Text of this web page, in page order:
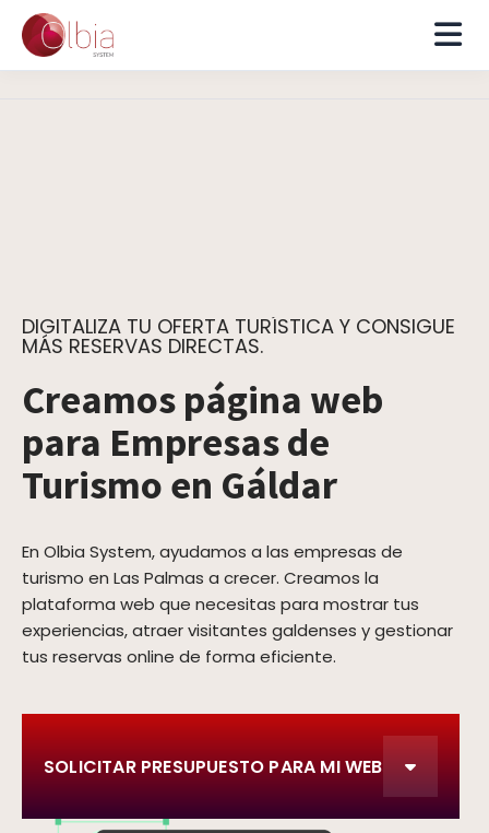
DIGITALIZA TU OFERTA TURÍSTICA Y CONSIGUE
MÁS RESERVAS DIRECTAS.
Creamos página web
para Empresas de
Turismo en Gáldar
En Olbia System, ayudamos a las empresas de
turismo en Las Palmas a crecer. Creamos la
plataforma web que necesitas para mostrar tus
experiencias, atraer visitantes galdenses y gestionar
tus reservas online de forma eficiente.
SOLICITAR PRESUPUESTO PARA MI WEB